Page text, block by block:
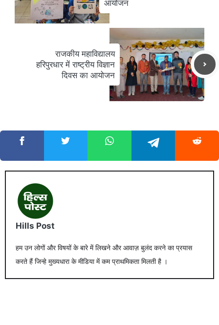
आयोजन
राजकीय महाविद्यालय
हरिपुरधार में राष्ट्रीय विज्ञान
दिवस का आयोजन
Hills Post
हम उन लोगों और विषयों के बारे में लिखने और आवाज़ बुलंद करने का प्रयास
करते हैं जिन्हे मुख्यधारा के मीडिया में कम प्राथमिकता मिलती है ।